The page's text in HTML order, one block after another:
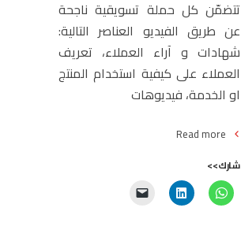
تتضمّن كل حملة تسويقية ناجحة
عن طريق الفيديو العناصر التالية:
شهادات و آراء العملاء، تعريف
العملاء على كيفية استخدام المنتج
او الخدمة، فيديوهات
Read more
شارك>>